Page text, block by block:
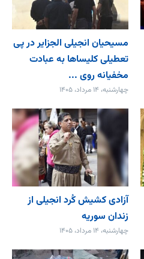
مسیحیان انجیلی الجزایر در پی
تعطیلی کلیساها به عبادت
مخفیانه روی ...
چهارشنبه، ۱۴ مرداد، ۱۴۰۵
آزادی کشیش کُرد انجیلی از
زندان سوریه
چهارشنبه، ۱۴ مرداد، ۱۴۰۵